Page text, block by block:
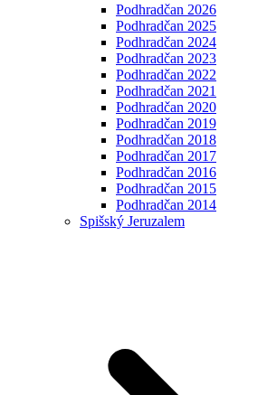
Podhradčan 2026
Podhradčan 2025
Podhradčan 2024
Podhradčan 2023
Podhradčan 2022
Podhradčan 2021
Podhradčan 2020
Podhradčan 2019
Podhradčan 2018
Podhradčan 2017
Podhradčan 2016
Podhradčan 2015
Podhradčan 2014
Spišský Jeruzalem